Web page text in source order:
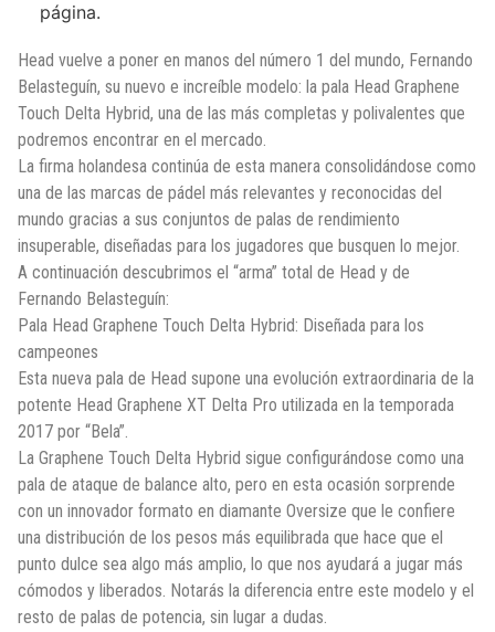
página.
Head vuelve a poner en manos del número 1 del mundo, Fernando
Belasteguín, su nuevo e increíble modelo: la pala Head Graphene
Touch Delta Hybrid, una de las más completas y polivalentes que
podremos encontrar en el mercado.
La firma holandesa continúa de esta manera consolidándose como
una de las marcas de pádel más relevantes y reconocidas del
mundo gracias a sus conjuntos de palas de rendimiento
insuperable, diseñadas para los jugadores que busquen lo mejor.
A continuación descubrimos el “arma” total de Head y de
Fernando Belasteguín:
Pala Head Graphene Touch Delta Hybrid: Diseñada para los
campeones
Esta nueva pala de Head supone una evolución extraordinaria de la
potente Head Graphene XT Delta Pro utilizada en la temporada
2017 por “Bela”.
La Graphene Touch Delta Hybrid sigue configurándose como una
pala de ataque de balance alto, pero en esta ocasión sorprende
con un innovador formato en diamante Oversize que le confiere
una distribución de los pesos más equilibrada que hace que el
punto dulce sea algo más amplio, lo que nos ayudará a jugar más
cómodos y liberados. Notarás la diferencia entre este modelo y el
resto de palas de potencia, sin lugar a dudas.